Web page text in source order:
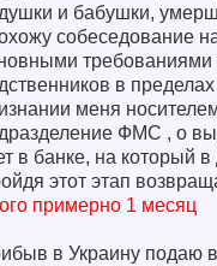
и бабушки,
собеседование
требованиями
в
меня
ФМС , о
в банке, на который
этот этап
примерно 1 месяц
в Украину подаю